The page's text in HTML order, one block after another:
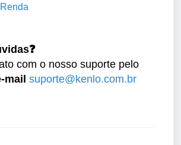
❓
com o nosso suporte pelo
mail suporte@kenlo.com.br